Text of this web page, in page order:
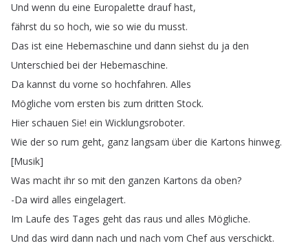
Und wenn du eine Europalette drauf hast,
fährst du so hoch, wie so wie du musst.
Das ist eine Hebemaschine und dann siehst du ja den
Unterschied bei der Hebemaschine.
Da kannst du vorne so hochfahren. Alles
Mögliche vom ersten bis zum dritten Stock.
Hier schauen Sie! ein Wicklungsroboter.
Wie der so rum geht, ganz langsam über die Kartons hinweg.
[Musik]
Was macht ihr so mit den ganzen Kartons da oben?
-Da wird alles eingelagert.
Im Laufe des Tages geht das raus und alles Mögliche.
Und das wird dann nach und nach vom Chef aus verschickt.